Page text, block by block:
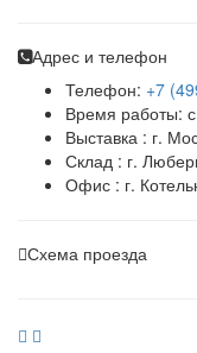
Адрес и телефон
Телефон: +7
Время работы:
Выставка : г.
Склад : г.
Офис : г.
Схема проезда